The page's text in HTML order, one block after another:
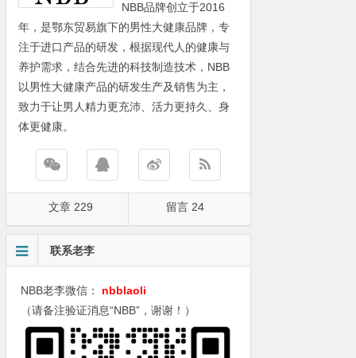
NBB品牌创立于2016
年，是鄂东贸易旗下的男性大健康品牌，专
注于进口产品的研发，根据现代人的健康与
养护需求，结合先进的科技制造技术，NBB
以男性大健康产品的研发生产及销售为主，
致力于让男人精力更充沛、活力更持久、身
体更健康。
文章 229 留言 24
联系老李
NBB老李微信： nbblaoli
（请备注验证消息“NBB”，谢谢！）